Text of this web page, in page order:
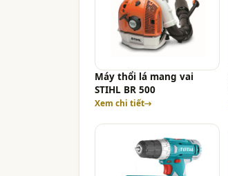
Máy thổi lá mang vai
STIHL BR 500
Xem chi tiết